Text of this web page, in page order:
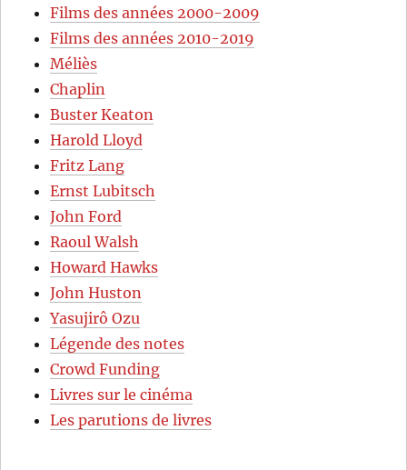
Films des années 2000-2009
Films des années 2010-2019
Méliès
Chaplin
Buster Keaton
Harold Lloyd
Fritz Lang
Ernst Lubitsch
John Ford
Raoul Walsh
Howard Hawks
John Huston
Yasujirô Ozu
Légende des notes
Crowd Funding
Livres sur le cinéma
Les parutions de livres